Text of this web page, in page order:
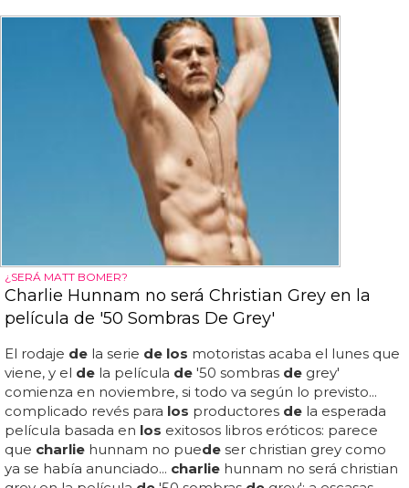
¿SERÁ MATT BOMER?
Charlie Hunnam no será Christian Grey en la
película de '50 Sombras De Grey'
El rodaje de la serie de los motoristas acaba el lunes que
viene, y el de la película de '50 sombras de grey'
comienza en noviembre, si todo va según lo previsto...
complicado revés para los productores de la esperada
película basada en los exitosos libros eróticos: parece
que charlie hunnam no puede ser christian grey como
ya se había anunciado... charlie hunnam no será christian